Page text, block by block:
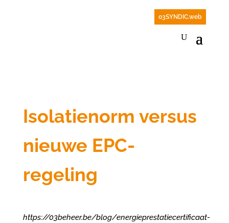
03SYNDIC.web
Isolatienorm versus
nieuwe EPC-
regeling
https://03beheer.be/blog/energieprestatiecertificaat-